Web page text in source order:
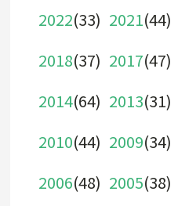
2022(33) 2021(44)
2018(37) 2017(47)
2014(64) 2013(31)
2010(44) 2009(34)
2006(48) 2005(38)